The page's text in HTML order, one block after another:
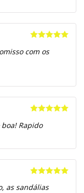
de 5
com os
de 5
Rapido
de 5
as sandálias